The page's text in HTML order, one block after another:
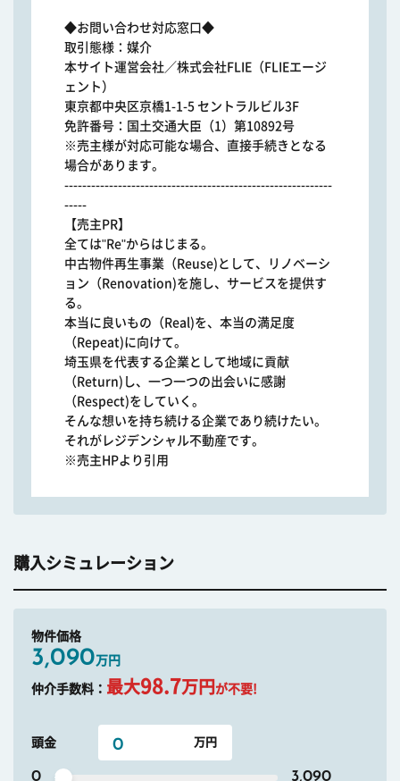
◆お問い合わせ対応窓口◆
取引態様：媒介
本サイト運営会社／株式会社FLIE（FLIEエージ
ェント）
東京都中央区京橋1-1-5 セントラルビル3F
免許番号：国土交通大臣（1）第10892号
※売主様が対応可能な場合、直接手続きとなる
場合があります。
------------------------------------------------------------
-----
【売主PR】
全ては"Re"からはじまる。
中古物件再生事業（Reuse)として、リノベーシ
ョン（Renovation)を施し、サービスを提供す
る。
本当に良いもの（Real)を、本当の満足度
（Repeat)に向けて。
埼玉県を代表する企業として地域に貢献
（Return)し、一つ一つの出会いに感謝
（Respect)をしていく。
そんな想いを持ち続ける企業であり続けたい。
それがレジデンシャル不動産です。
※売主HPより引用
購入シミュレーション
物件価格
3,090万円
仲介手数料： 最大98.7万円 が不要!
頭金
0 3,090